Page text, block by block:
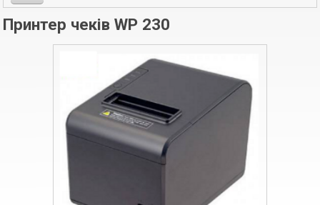
Принтер чеків WP 230